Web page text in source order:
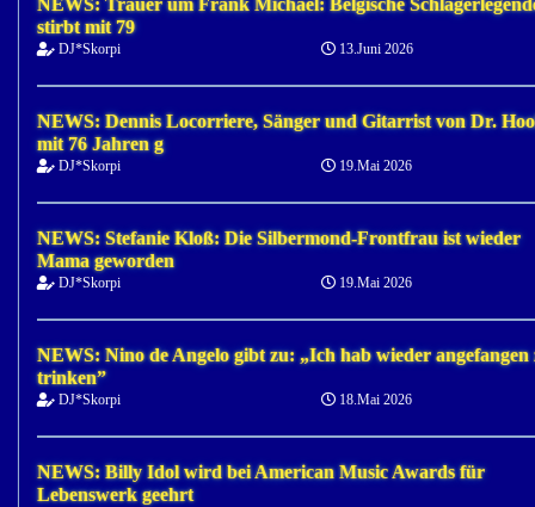
NEWS: Trauer um Frank Michael: Belgische
stirbt mit 79
DJ*Skorpi 13.Juni 2026
NEWS: Dennis Locorriere, Sänger und Gitarrist von Dr.
mit 76 Jahren g
DJ*Skorpi 19.Mai 2026
NEWS: Stefanie Kloß: Die Silbermond-Frontfrau ist wieder
Mama geworden
DJ*Skorpi 19.Mai 2026
NEWS: Nino de Angelo gibt zu: „Ich hab wieder angefangen
trinken”
DJ*Skorpi 18.Mai 2026
NEWS: Billy Idol wird bei American Music Awards für
Lebenswerk geehrt